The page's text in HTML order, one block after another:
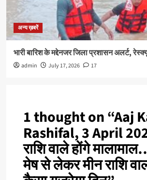
अन्य ख़बरें
भारी बारिश के मद्देनजर जिला प्रशासन अलर्ट,
admin July 17, 2026 17
1 thought on “Aaj
Rashifal, 3 April
राशि वाले होंगे
मेष से लेकर मीन राशि